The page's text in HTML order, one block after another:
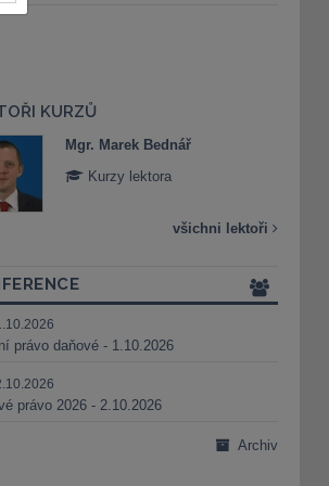
KURZŮ
Mgr. Marek Bednář
Kurzy lektora
všichni lektoři
právo daňové - 1.10.2026
právo 2026 - 2.10.2026
Archiv